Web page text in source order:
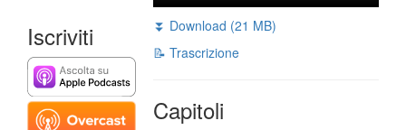
Iscriviti
⏬ Download (21 MB)
📝 Trascrizione
Capitoli